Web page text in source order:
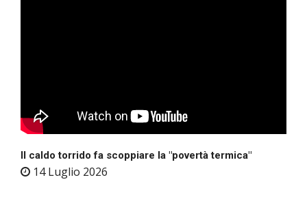
Il caldo torrido fa scoppiare la "povertà termica"
14 Luglio 2026